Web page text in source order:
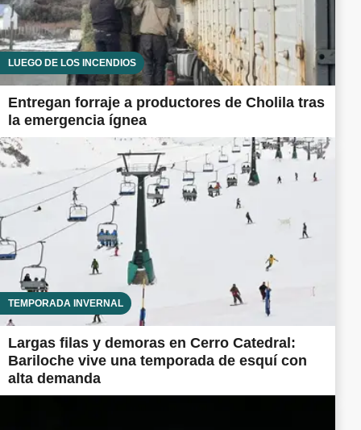
LUEGO DE LOS INCENDIOS
Entregan forraje a productores de Cholila tras
la emergencia ígnea
TEMPORADA INVERNAL
Largas filas y demoras en Cerro Catedral:
Bariloche vive una temporada de esquí con
alta demanda